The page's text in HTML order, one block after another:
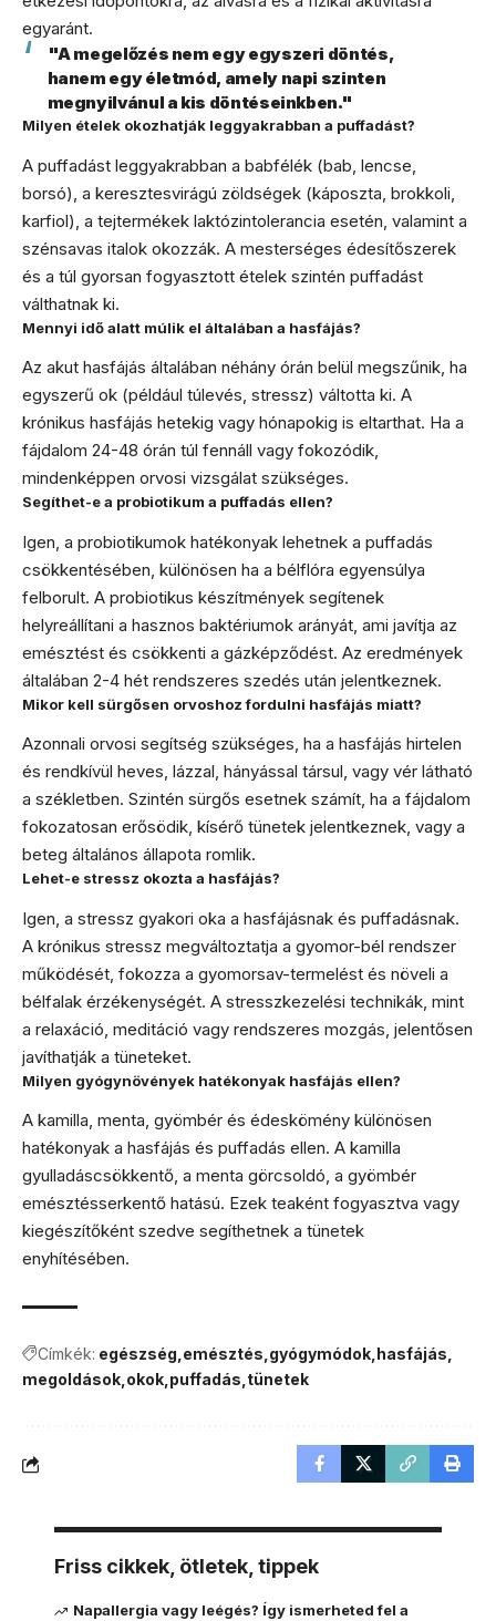
egyaránt.
"A megelőzés nem egy egyszeri döntés,
hanem egy életmód, amely napi szinten
megnyilvánul a kis döntéseinkben."
Milyen ételek okozhatják leggyakrabban a puffadást?
A puffadást leggyakrabban a babfélék (bab, lencse,
borsó), a keresztesvirágú zöldségek (káposzta, brokkoli,
karfiol), a tejtermékek laktózintolerancia esetén, valamint a
szénsavas italok okozzák. A mesterséges édesítőszerek
és a túl gyorsan fogyasztott ételek szintén puffadást
válthatnak ki.
Mennyi idő alatt múlik el általában a hasfájás?
Az akut hasfájás általában néhány órán belül megszűnik, ha
egyszerű ok (például túlevés, stressz) váltotta ki. A
krónikus hasfájás hetekig vagy hónapokig is eltarthat. Ha a
fájdalom 24-48 órán túl fennáll vagy fokozódik,
mindenképpen orvosi vizsgálat szükséges.
Segíthet-e a probiotikum a puffadás ellen?
Igen, a probiotikumok hatékonyak lehetnek a puffadás
csökkentésében, különösen ha a bélflóra egyensúlya
felborult. A probiotikus készítmények segítenek
helyreállítani a hasznos baktériumok arányát, ami javítja az
emésztést és csökkenti a gázképződést. Az eredmények
általában 2-4 hét rendszeres szedés után jelentkeznek.
Mikor kell sürgősen orvoshoz fordulni hasfájás miatt?
Azonnali orvosi segítség szükséges, ha a hasfájás hirtelen
és rendkívül heves, lázzal, hányással társul, vagy vér látható
a székletben. Szintén sürgős esetnek számít, ha a fájdalom
fokozatosan erősödik, kísérő tünetek jelentkeznek, vagy a
beteg általános állapota romlik.
Lehet-e stressz okozta a hasfájás?
Igen, a stressz gyakori oka a hasfájásnak és puffadásnak.
A krónikus stressz megváltoztatja a gyomor-bél rendszer
működését, fokozza a gyomorsav-termelést és növeli a
bélfalak érzékenységét. A stresszkezelési technikák, mint
a relaxáció, meditáció vagy rendszeres mozgás, jelentősen
javíthatják a tüneteket.
Milyen gyógynövények hatékonyak hasfájás ellen?
A kamilla, menta, gyömbér és édeskömény különösen
hatékonyak a hasfájás és puffadás ellen. A kamilla
gyulladáscsökkentő, a menta görcsoldó, a gyömbér
emésztésserkentő hatású. Ezek teaként fogyasztva vagy
kiegészítőként szedve segíthetnek a tünetek
enyhítésében.
Címkék: egészség emésztés gyógymódok hasfájás
megoldások okok puffadás tünetek
Friss cikkek, ötletek, tippek
Napallergia vagy leégés? Így ismerheted fel a